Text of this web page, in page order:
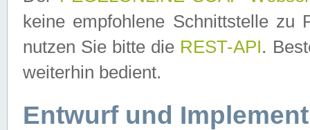
keine empfohlene Schnittstelle zu
nutzen Sie bitte die REST-API.
weiterhin bedient.
Entwurf und